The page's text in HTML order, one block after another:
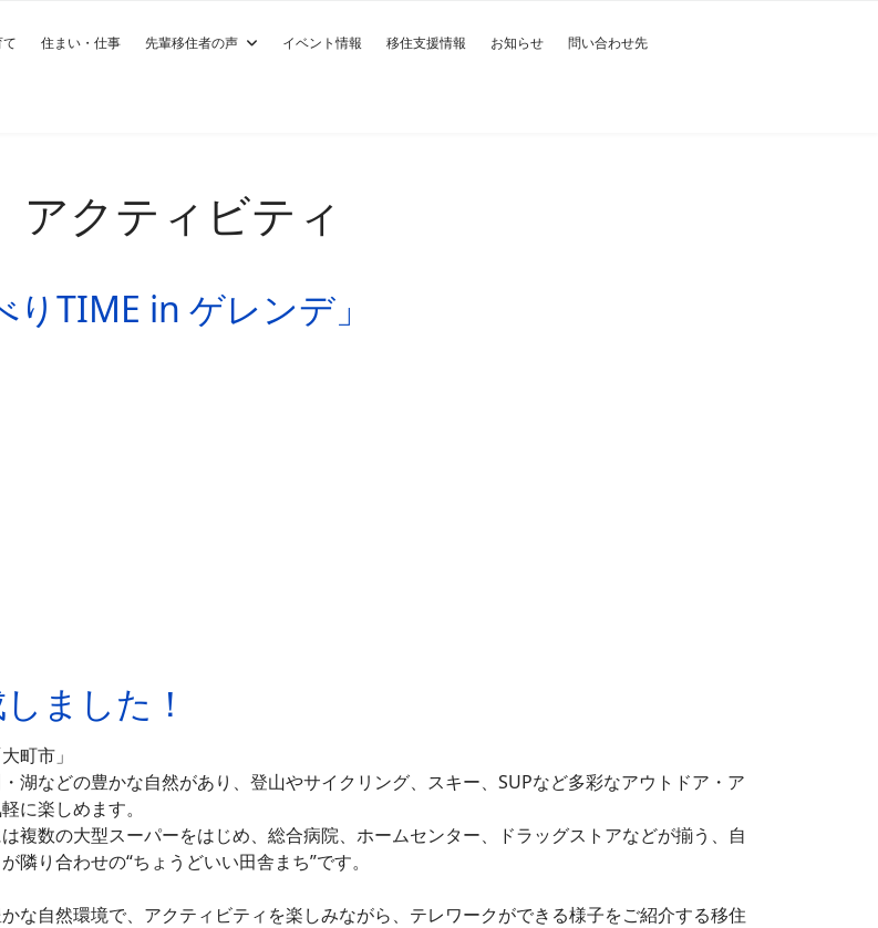
住まい・仕事 先輩移住者の声 イベント情報 移住支援情報 お知らせ 問い合わせ先
アクティビティ
TIME in ゲレンデ」
ました！
町市」
湖などの豊かな自然があり、登山やサイクリング、スキー、SUPなど多彩なアウトドア・ア
に楽しめます。
複数の大型スーパーをはじめ、総合病院、ホームセンター、ドラッグストアなどが揃う、自
隣り合わせの“ちょうどいい田舎まち”です。
な自然環境で、アクティビティを楽しみながら、テレワークができる様子をご紹介する移住